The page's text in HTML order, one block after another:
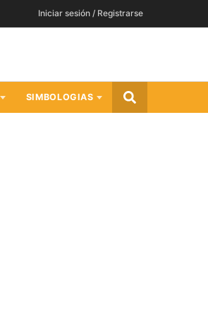
Iniciar sesión / Registrarse
SIMBOLOGIAS